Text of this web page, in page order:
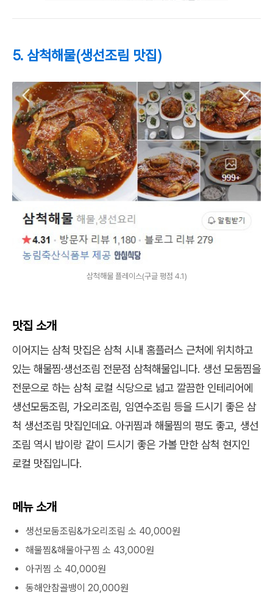
5. 삼척해물(생선조림 맛집)
삼척해물 플레이스(구글 평점 4.1)
맛집 소개
이어지는 삼척 맛집은 삼척 시내 홈플러스 근처에 위치하고
있는 해물찜·생선조림 전문점 삼척해물입니다. 생선 모둠찜을
전문으로 하는 삼척 로컬 식당으로 넓고 깔끔한 인테리어에
생선모둠조림, 가오리조림, 임연수조림 등을 드시기 좋은 삼
척 생선조림 맛집인데요. 아귀찜과 해물찜의 평도 좋고, 생선
조림 역시 밥이랑 같이 드시기 좋은 가볼 만한 삼척 현지인
로컬 맛집입니다.
메뉴 소개
생선모둠조림&가오리조림 소 40,000원
해물찜&해물아구찜 소 43,000원
아귀찜 소 40,000원
동해안참골뱅이 20,000원